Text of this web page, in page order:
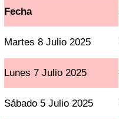
Fecha
Martes 8 Julio 2025
Lunes 7 Julio 2025
Sábado 5 Julio 2025